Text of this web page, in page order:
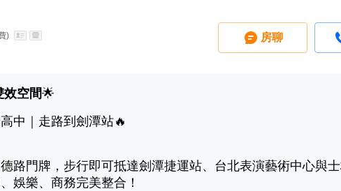
) 房聊
效空間🌟
中｜走路到劍潭站🔥
路門牌，步行即可抵達劍潭捷運站、台北表演藝術中心與士
娛樂、商務完美整合！